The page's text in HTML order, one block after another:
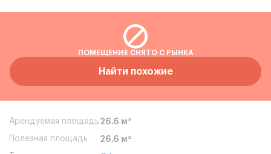
ПОМЕЩЕНИЕ СНЯТО С РЫНКА
Найти похожие
Арендуемая площадь 26.6 м²
Полезная площадь 26.6 м²